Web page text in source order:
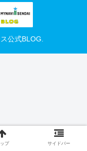
公式BLOG.
ップ サイドバー